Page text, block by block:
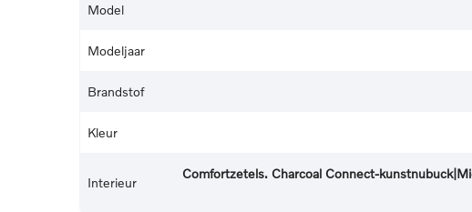
Model
Modeljaar
Brandstof
Kleur
Interieur
Comfortzetels. Charcoal Connect-